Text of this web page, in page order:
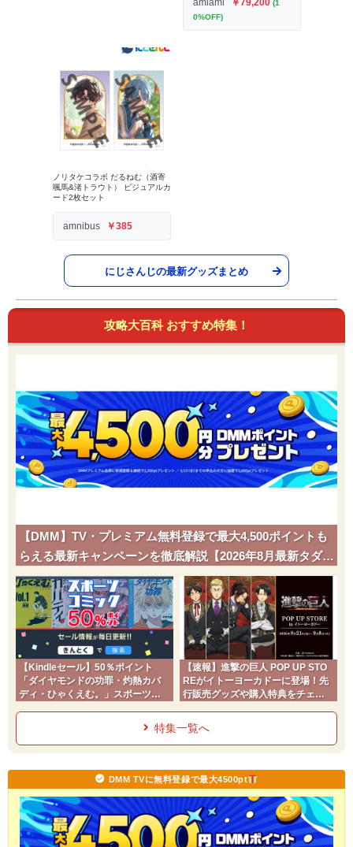
amiami ￥79,200 (1
0%OFF)
ノリタケコラボ だるねむ（酒寄
颯馬&渚トラウト） ビジュアルカ
ード2枚セット
amnibus ￥385
にじさんじの最新グッズまとめ
攻略大百科 おすすめ特集！
【DMM】TV・プレミアム無料登録で最大4,500ポイントも
らえる最新キャンペーンを徹底解説【2026年8月最新タダポ
チ】
【Kindleセール】50％ポイント
「ダイヤモンドの功罪・灼熱カバ
ディ・ひゃくえむ。」スポーツコ
【速報】進撃の巨人 POP UP STO
REがイトーヨーカドーに登場！先
行販売グッズや購入特典をチェッ
特集一覧へ
DMM TVに無料登録で最大4500pt